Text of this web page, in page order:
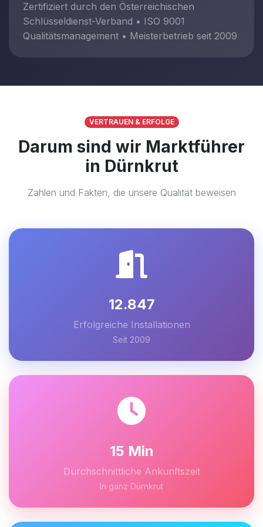
Zertifiziert durch den Österreichischen
Schlüsseldienst-Verband • ISO 9001
Qualitätsmanagement • Meisterbetrieb seit 2009
VERTRAUEN & ERFOLGE
Darum sind wir Marktführer
in Dürnkrut
Zahlen und Fakten, die unsere Qualität beweisen
12.847
Erfolgreiche Installationen
Seit 2009
15 Min
Durchschnittliche Ankunftszeit
In ganz Dürnkrut